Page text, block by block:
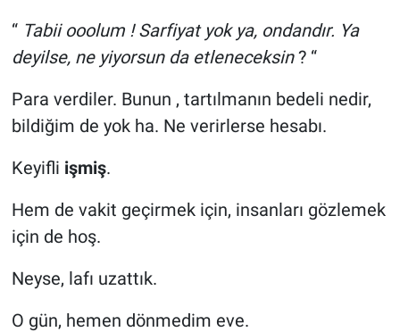
“ Tabii ooolum ! Sarfiyat yok ya, ondandır. Ya
deyilse, ne yiyorsun da etleneceksin? “
Para verdiler. Bunun , tartılmanın bedeli nedir,
bildiğim de yok ha. Ne verirlerse hesabı.
Keyifli işmiş.
Hem de vakit geçirmek için, insanları gözlemek
için de hoş.
Neyse, lafı uzattık.
O gün, hemen dönmedim eve.